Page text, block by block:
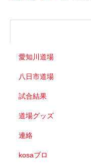
愛知川道場
八日市道場
試合結果
道場グッズ
連絡
kosaブロ